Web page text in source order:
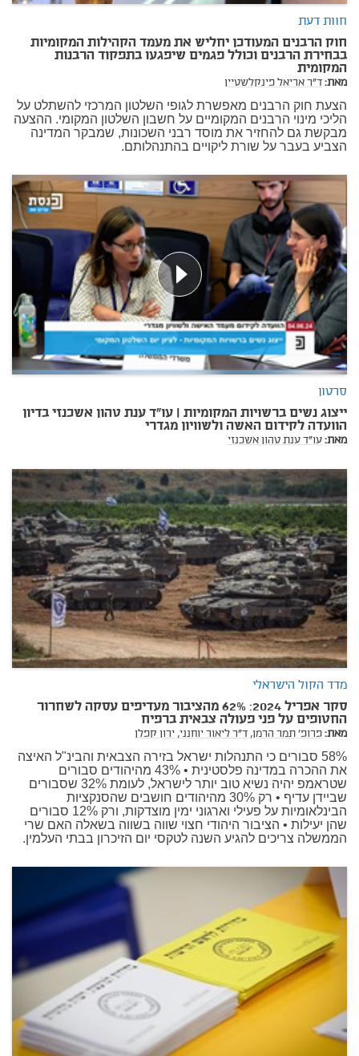
חוות דעת
חוק הרבנים המעודכן יחליש את מעמד הקהילות המקומיות
בבחירת הרבנים וכולל פגמים שיפגעו בתפקוד הרבנות
המקומית
מאת:ד"ר אריאל פינקלשטיין
הצעת חוק הרבנים מאפשרת לגופי השלטון המרכזי להשתלט על
הליכי מינוי הרבנים המקומיים על חשבון השלטון המקומי. ההצעה
מבקשת גם להחזיר את מוסד רבני השכונות, שמבקר המדינה
הצביע בעבר על שורת ליקויים בהתנהלותם.
סרטון
ייצוג נשים ברשויות המקומיות | עו"ד ענת טהון אשכנזי בדיון
הוועדה לקידום האשה ולשוויון מגדרי
מאת:עו"ד ענת טהון אשכנזי
מדד הקול הישראלי
סקר אפריל 2024: 62% מהציבור מעדיפים עסקה לשחרור
החטופים על פני פעולה צבאית ברפיח
מאת:פרופ' תמר הרמן,ד"ר ליאור יוחנני,ירון קפלן
58% סבורים כי התנהלות ישראל בזירה הצבאית והבינ"ל האיצה
את ההכרה במדינה פלסטינית • 43% מהיהודים סבורים
שטראמפ יהיה נשיא טוב יותר לישראל, לעומת 32% שסבורים
שביידן עדיף • רק 30% מהיהודים חושבים שהסנקציות
הבינלאומיות על פעילי וארגוני ימין מוצדקות, ורק 12% סבורים
שהן יעילות • הציבור היהודי חצוי שווה בשווה בשאלה האם שרי
הממשלה צריכים להגיע השנה לטקסי יום הזיכרון בבתי העלמין.